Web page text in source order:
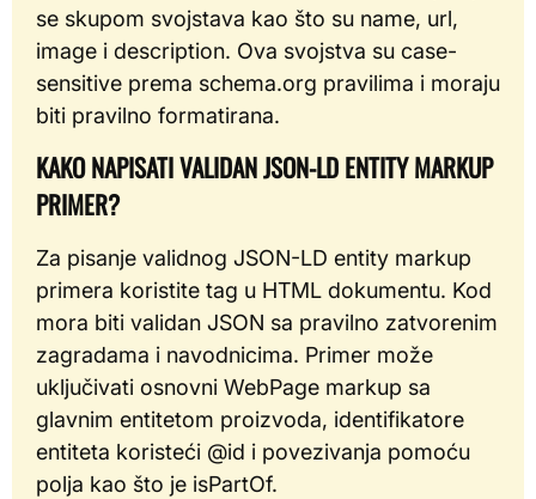
se skupom svojstava kao što su name, url,
image i description. Ova svojstva su case-
sensitive prema schema.org pravilima i moraju
biti pravilno formatirana.
KAKO NAPISATI VALIDAN JSON-LD ENTITY MARKUP
PRIMER?
Za pisanje validnog JSON-LD entity markup
primera koristite tag u HTML dokumentu. Kod
mora biti validan JSON sa pravilno zatvorenim
zagradama i navodnicima. Primer može
uključivati osnovni WebPage markup sa
glavnim entitetom proizvoda, identifikatore
entiteta koristeći @id i povezivanja pomoću
polja kao što je isPartOf.